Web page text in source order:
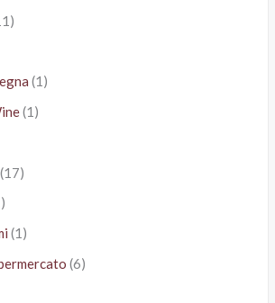
(1)
(1)
(17)
(1)
(6)